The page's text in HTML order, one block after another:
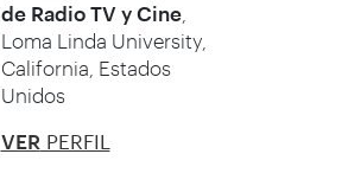
de Radio TV y Cine,
Loma Linda University,
California, Estados
Unidos
VER PERFIL